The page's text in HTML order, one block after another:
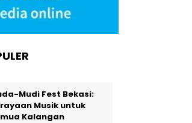
Mudi Fest Bekasi:
Musik untuk
Kalangan